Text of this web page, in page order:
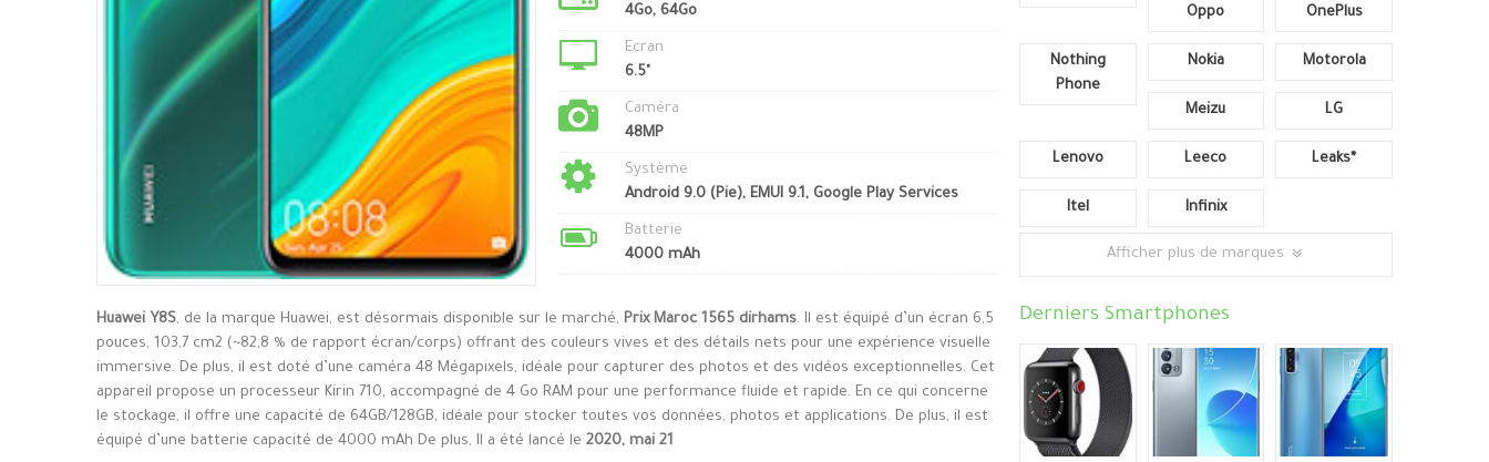
4Go, 64Go
Ecran
6.5"
Caméra
48MP
Système
Android 9.0 (Pie), EMUI 9.1, Google Play Services
Batterie
4000 mAh
Huawei Y8S, de la marque Huawei, est désormais disponible sur le marché, Prix Maroc 1565 dirhams. Il est équipé d’un écran 6,5
pouces, 103,7 cm2 (~82,8 % de rapport écran/corps) offrant des couleurs vives et des détails nets pour une expérience visuelle
immersive. De plus, il est doté d’une caméra 48 Mégapixels, idéale pour capturer des photos et des vidéos exceptionnelles. Cet
appareil propose un processeur Kirin 710, accompagné de 4 Go RAM pour une performance fluide et rapide. En ce qui concerne
le stockage, il offre une capacité de 64GB/128GB, idéale pour stocker toutes vos données, photos et applications. De plus, il est
équipé d’une batterie capacité de 4000 mAh De plus, Il a été lancé le 2020, mai 21
Oppo OnePlus
Nothing
Phone
Nokia Motorola
Meizu LG
Lenovo Leeco Leaks*
Itel Infinix
Afficher plus de marques
Derniers Smartphones